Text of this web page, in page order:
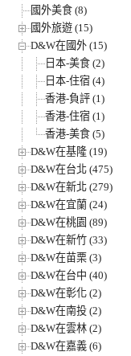
國外美食 (8)
國外旅遊 (15)
D&W在國外 (15)
日本-美食 (2)
日本-住宿 (4)
香港-負評 (1)
香港-住宿 (1)
香港-美食 (5)
D&W在基隆 (19)
D&W在台北 (475)
D&W在新北 (279)
D&W在宜蘭 (24)
D&W在桃園 (89)
D&W在新竹 (33)
D&W在苗栗 (3)
D&W在台中 (40)
D&W在彰化 (2)
D&W在南投 (2)
D&W在雲林 (2)
D&W在嘉義 (6)